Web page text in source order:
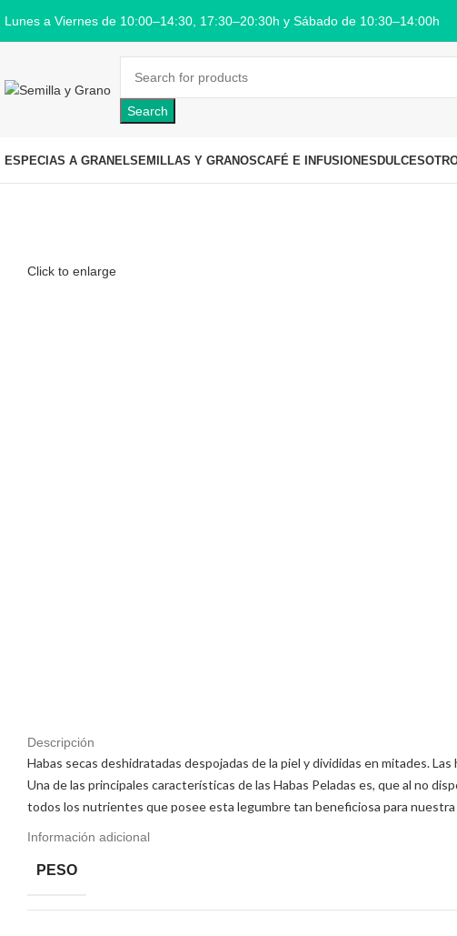
Lunes a Viernes de 10:00–14:30, 17:30–20:30h y Sábado de 10:30–14:00h
Search
ESPECIAS A GRANELSEMILLAS Y GRANOSCAFÉ E INFUSIONESDULCES
Click to enlarge
Descripción
Habas secas deshidratadas despojadas de la piel y divididas en mitades.
Una de las principales características de las Habas Peladas es, que al no
todos los nutrientes que posee esta legumbre tan beneficiosa para nuestra
Información adicional
PESO